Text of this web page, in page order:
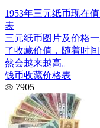
1953年三元纸币现在
表
三元纸币图片及价格
了收藏价值，随着时
然会越来越高。
钱币收藏价格表
7905